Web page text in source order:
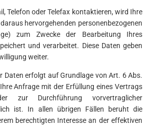
Telefon oder Telefax kontaktieren, wird Ihre
hervorgehenden personenbezogenen
zum Zwecke der Bearbeitung Ihres
und verarbeitet. Diese Daten geben
weiter.
Daten erfolgt auf Grundlage von Art. 6 Abs.
Anfrage mit der Erfüllung eines Vertrags
zur Durchführung vorvertraglicher
ist. In allen übrigen Fällen beruht die
berechtigten Interesse an der effektiven